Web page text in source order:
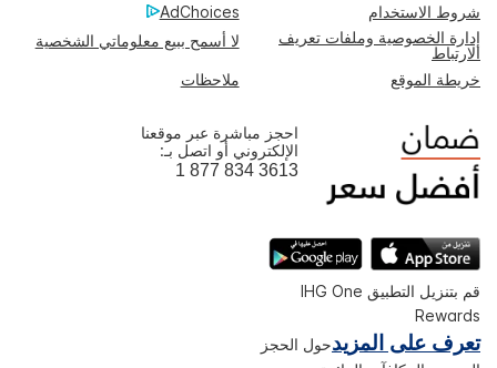
شروط الاستخدام
AdChoices
إدارة الخصوصية وملفات تعريف
الارتباط
لا أسمح ببيع معلوماتي الشخصية
خريطة الموقع ملاحظات
احجز مباشرة عبر موقعنا
الإلكتروني أو اتصل بـ:
1 877 834 3613
قم بتنزيل التطبيق IHG One
Rewards
تعرف على المزيدحول الحجز